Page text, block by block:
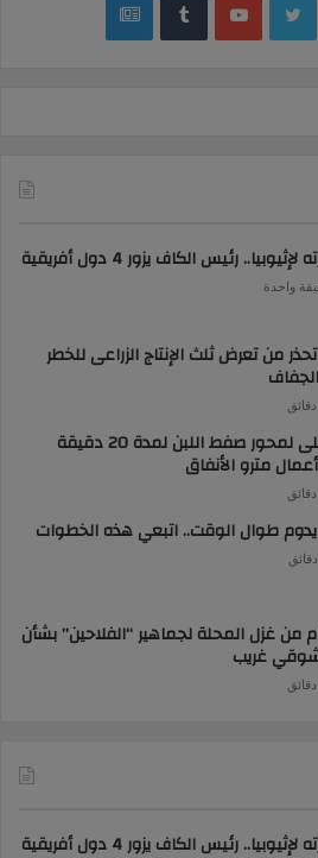
Twitter
YouTube
‏Tumblr
google
رئيس الكاف يزور 4 دول أفريقية
واحدة
تحذر من تعرض ثلث الإنتاج الزراعى للخطر
غلق كلى لمحور صفط اللبن لمدة 20 دقيقة
مترو الأنفاق
طوال الوقت.. اتبعي هذه الخطوات
من غزل المحلة لجماهير “الفلاحين” بشأن
غريب
رئيس الكاف يزور 4 دول أفريقية